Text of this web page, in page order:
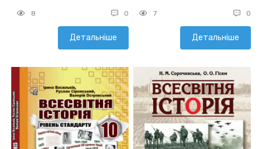
8 0
Детальніше
7 0
Детальніше